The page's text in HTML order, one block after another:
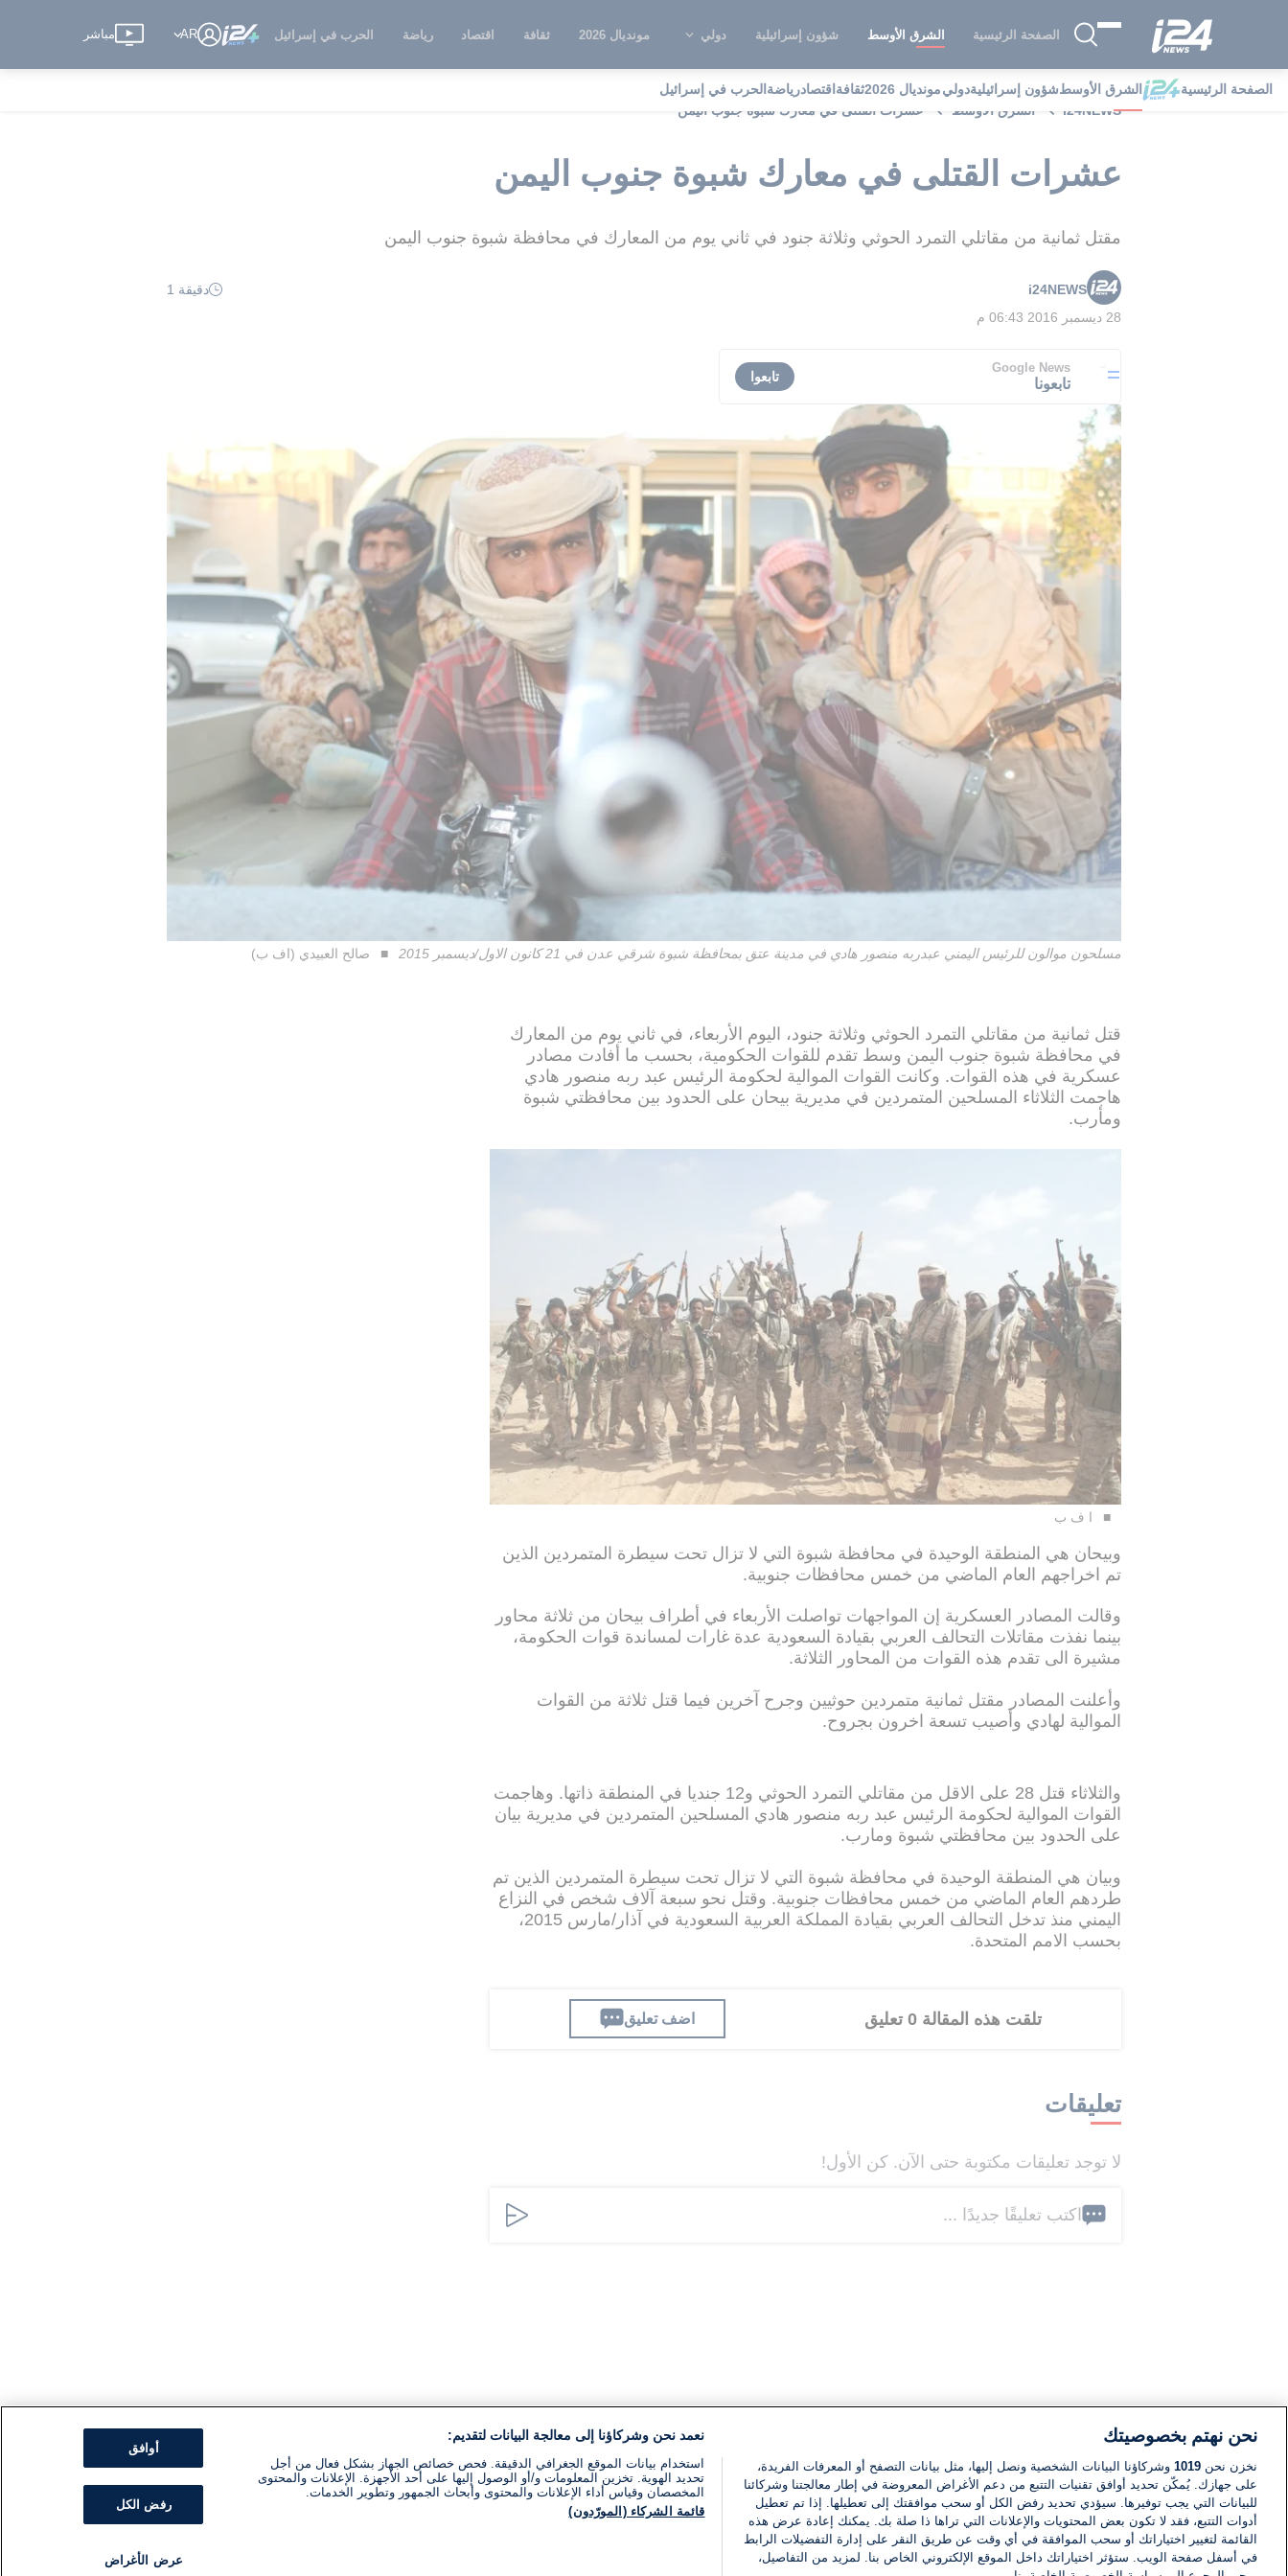
الصفحة الرئيسية الشرق الأوسط شؤون إسرائيلية دولي مونديال 2026 ثقافة اقتصاد رياضة الحرب في إسرائيل AR مباشر
الصفحة الرئيسية الشرق الأوسطشؤون إسرائيليةدوليمونديال 2026 ثقافة اقتصادرياضة الحرب في إسرائيل
i24NEWS
الشرق الأوسط عشرات القتلى في معارك شبوة جنوب اليمن
عشرات القتلى في معارك شبوة جنوب اليمن
مقتل ثمانية من مقاتلي التمرد الحوثي وثلاثة جنود في ثاني يوم من المعارك في محافظة شبوة جنوب اليمن
i24NEWS
دقيقة 1
28 ديسمبر 2016 06:43 م
Google News
تابعونا تابعوا
مسلحون موالون للرئيس اليمني عبدربه منصور هادي في مدينة عتق بمحافظة شبوة شرقي عدن في 21 كانون الاول/ديسمبر 2015 صالح العبيدي (اف ب)
قتل ثمانية من مقاتلي التمرد الحوثي وثلاثة جنود، اليوم الأربعاء، في ثاني يوم من المعارك
في محافظة شبوة جنوب اليمن وسط تقدم للقوات الحكومية، بحسب ما أفادت مصادر
عسكرية في هذه القوات. وكانت القوات الموالية لحكومة الرئيس عبد ربه منصور هادي
هاجمت الثلاثاء المسلحين المتمردين في مديرية بيحان على الحدود بين محافظتي شبوة
ومأرب.
ا ف ب
وبيحان هي المنطقة الوحيدة في محافظة شبوة التي لا تزال تحت سيطرة المتمردين الذين
تم اخراجهم العام الماضي من خمس محافظات جنوبية.
وقالت المصادر العسكرية إن المواجهات تواصلت الأربعاء في أطراف بيحان من ثلاثة محاور
بينما نفذت مقاتلات التحالف العربي بقيادة السعودية عدة غارات لمساندة قوات الحكومة،
مشيرة الى تقدم هذه القوات من المحاور الثلاثة.
وأعلنت المصادر مقتل ثمانية متمردين حوثيين وجرح آخرين فيما قتل ثلاثة من القوات
الموالية لهادي وأصيب تسعة اخرون بجروح.
والثلاثاء قتل 28 على الاقل من مقاتلي التمرد الحوثي و12 جنديا في المنطقة ذاتها. وهاجمت
القوات الموالية لحكومة الرئيس عبد ربه منصور هادي المسلحين المتمردين في مديرية بيان
على الحدود بين محافظتي شبوة ومارب.
وبيان هي المنطقة الوحيدة في محافظة شبوة التي لا تزال تحت سيطرة المتمردين الذين تم
طردهم العام الماضي من خمس محافظات جنوبية. وقتل نحو سبعة آلاف شخص في النزاع
اليمني منذ تدخل التحالف العربي بقيادة المملكة العربية السعودية في آذار/مارس 2015،
بحسب الامم المتحدة.
تلقت هذه المقالة 0 تعليق اضف تعليق
تعليقات
لا توجد تعليقات مكتوبة حتى الآن. كن الأول!
اكتب تعليقًا جديدًا ...
نحن نهتم بخصوصيتك
نخزن نحن 1019 وشركاؤنا البيانات الشخصية ونصل إليها، مثل بيانات التصفح أو المعرفات الفريدة،
على جهازك. يُمكّن تحديد أوافق تقنيات التتبع من دعم الأغراض المعروضة في إطار معالجتنا وشركائنا
للبيانات التي يجب توفيرها. سيؤدي تحديد رفض الكل أو سحب موافقتك إلى تعطيلها. إذا تم تعطيل
أدوات التتبع، فقد لا تكون بعض المحتويات والإعلانات التي تراها ذا صلة بك. يمكنك إعادة عرض هذه
القائمة لتغيير اختياراتك أو سحب الموافقة في أي وقت عن طريق النقر على إدارة التفضيلات الرابط
في أسفل صفحة الويب. ستؤثر اختياراتك داخل الموقع الإلكتروني الخاص بنا. لمزيد من التفاصيل،
نعمد نحن وشركاؤنا إلى معالجة البيانات لتقديم:
استخدام بيانات الموقع الجغرافي الدقيقة. فحص خصائص الجهاز بشكل فعال من أجل
تحديد الهوية. تخزين المعلومات و/أو الوصول إليها على أحد الأجهزة. الإعلانات والمحتوى
المخصصان وقياس أداء الإعلانات والمحتوى وأبحاث الجمهور وتطوير الخدمات.
قائمة الشركاء (المورّدون)
أوافق
رفض الكل
عرض الأغراض